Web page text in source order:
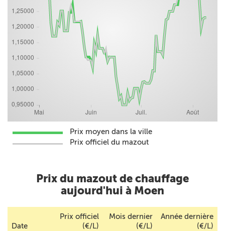
Prix moyen dans la ville
Prix officiel du mazout
Prix du mazout de chauffage
aujourd'hui à Moen
Date
Prix officiel
(€/L)
Mois dernier
(€/L)
Année dernière
(€/L)